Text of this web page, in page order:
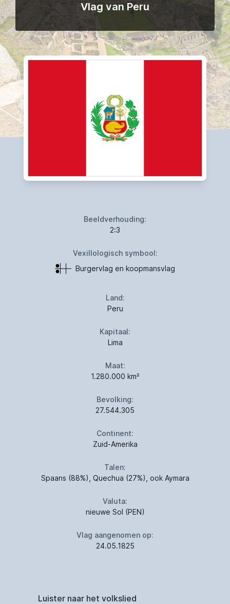
Vlag van Peru
Beeldverhouding:
2:3
Vexillologisch symbool:
Burgervlag en koopmansvlag
Land:
Peru
Kapitaal:
Lima
Maat:
1.280.000 km²
Bevolking:
27.544.305
Continent:
Zuid-Amerika
Talen:
Spaans (88%), Quechua (27%), ook Aymara
Valuta:
nieuwe Sol (PEN)
Vlag aangenomen op:
24.05.1825
Luister naar het volkslied